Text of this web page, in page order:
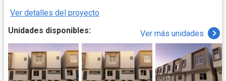
Ver detalles del proyecto
Unidades disponibles:
Ver más unidades